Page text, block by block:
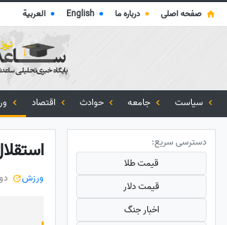
صفحه اصلی ● درباره ما ●
English
● العربية
سیاست جامعه حوادث اقتصاد
ورزش
دسترسی سریع:
قیمت طلا
قیمت دلار
اخبار جنگ